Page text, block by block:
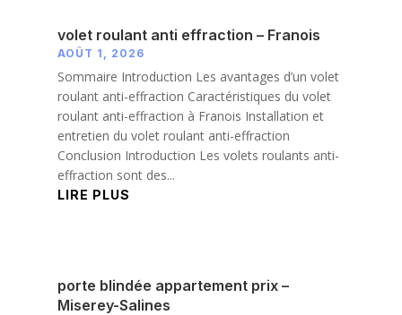
volet roulant anti effraction – Franois
AOÛT 1, 2026
Sommaire Introduction Les avantages d’un volet
roulant anti-effraction Caractéristiques du volet
roulant anti-effraction à Franois Installation et
entretien du volet roulant anti-effraction
Conclusion Introduction Les volets roulants anti-
effraction sont des...
LIRE PLUS
porte blindée appartement prix –
Miserey-Salines